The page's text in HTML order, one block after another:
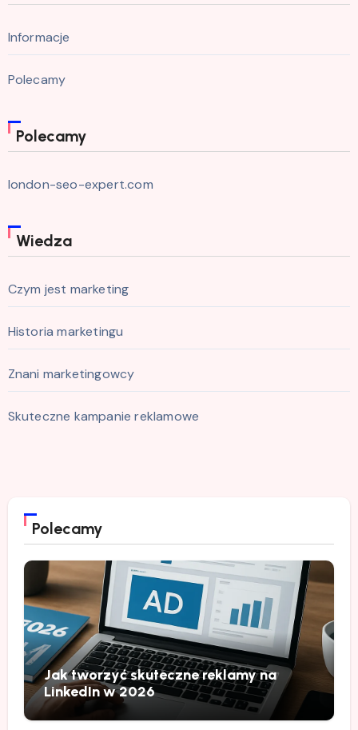
Informacje
Polecamy
Polecamy
london-seo-expert.com
Wiedza
Czym jest marketing
Historia marketingu
Znani marketingowcy
Skuteczne kampanie reklamowe
Polecamy
Jak tworzyć skuteczne reklamy na
LinkedIn w 2026